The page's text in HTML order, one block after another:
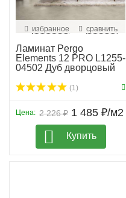
избранное сравнить
Ламинат Pergo
Elements 12 PRO L1255-
04502 Дуб дворцовый
(1)
2 226 ₽
Цена: 1 485 ₽/м2
Купить